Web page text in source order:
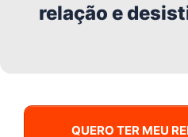
relação e
QUERO TER MEU